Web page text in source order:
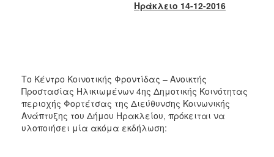
2011
2010
2006
Ηράκλειο 14-12-2016
Το Κέντρο Κοινοτικής Φροντίδας – Ανοικτής
Προστασίας Ηλικιωμένων 4ης Δημοτικής Κοινότητας
περιοχής Φορτέτσας της Διεύθυνσης Κοινωνικής
Ανάπτυξης του Δήμου Ηρακλείου, πρόκειται να
υλοποιήσει μία ακόμα εκδήλωση: